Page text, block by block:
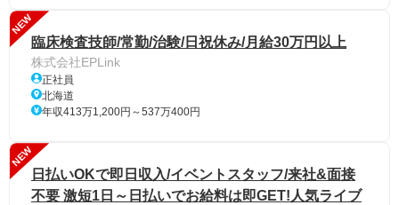
NEW
臨床検査技師/常勤/治験/日祝休み/月給30万円以上
株式会社EPLink
正社員
北海道
年収413万1,200円～537万400円
NEW
日払いOKで即日収入/イベントスタッフ/来社&面接
不要 激短1日～日払いでお給料は即GET!人気ライブ